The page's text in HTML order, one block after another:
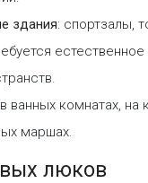
здания: спортзалы,
ванных комнатах, на
маршах.
люков